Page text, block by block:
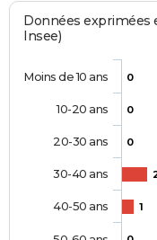
Données exprimées
Insee)
0
0
0
1
Moins de 10 ans
10-20 ans
20-30 ans
30-40 ans
40-50 ans